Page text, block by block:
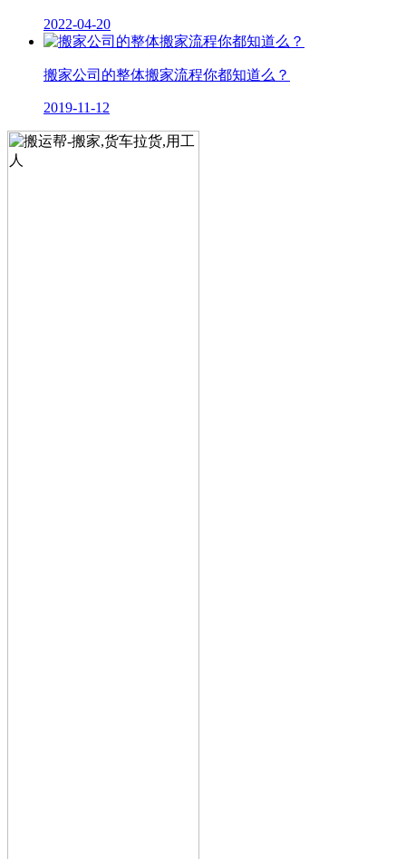
2022-04-20
搬家公司的整体搬家流程你都知道么？
2019-11-12